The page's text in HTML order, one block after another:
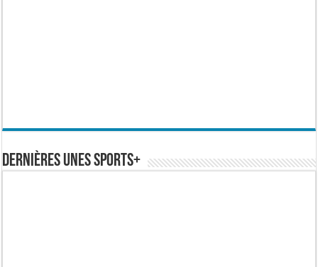
Dernières Unes Sports+